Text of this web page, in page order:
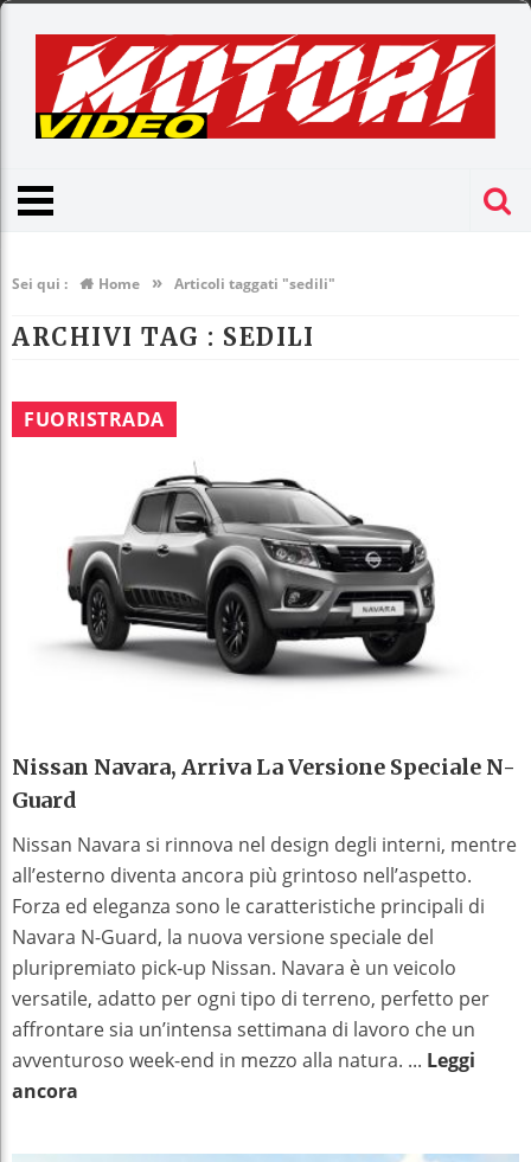
Sei qui : Home » Articoli taggati "sedili"
ARCHIVI TAG : SEDILI
FUORISTRADA
Nissan Navara, Arriva La Versione Speciale N-
Guard
Nissan Navara si rinnova nel design degli interni, mentre
all’esterno diventa ancora più grintoso nell’aspetto.
Forza ed eleganza sono le caratteristiche principali di
Navara N-Guard, la nuova versione speciale del
pluripremiato pick-up Nissan. Navara è un veicolo
versatile, adatto per ogni tipo di terreno, perfetto per
affrontare sia un’intensa settimana di lavoro che un
avventuroso week-end in mezzo alla natura. ... Leggi
ancora